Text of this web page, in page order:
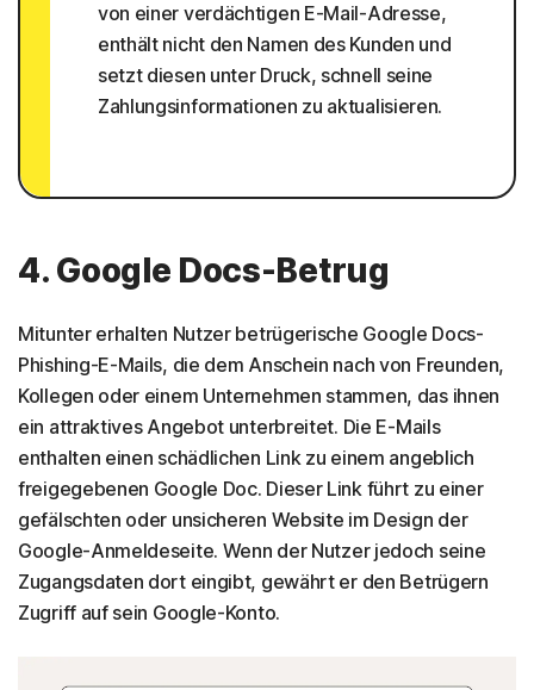
von einer verdächtigen E-Mail-Adresse,
enthält nicht den Namen des Kunden und
setzt diesen unter Druck, schnell seine
Zahlungsinformationen zu aktualisieren.
4. Google Docs-Betrug
Mitunter erhalten Nutzer betrügerische Google Docs-
Phishing-E-Mails, die dem Anschein nach von Freunden,
Kollegen oder einem Unternehmen stammen, das ihnen
ein attraktives Angebot unterbreitet. Die E-Mails
enthalten einen schädlichen Link zu einem angeblich
freigegebenen Google Doc. Dieser Link führt zu einer
gefälschten oder unsicheren Website im Design der
Google-Anmeldeseite. Wenn der Nutzer jedoch seine
Zugangsdaten dort eingibt, gewährt er den Betrügern
Zugriff auf sein Google-Konto.